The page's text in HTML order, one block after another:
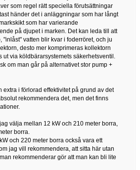
som regel rätt speciella förutsättningar
händer det i anläggningar som har långt
som har varierande
på djupet i marken. Det kan leda till att
"inlåst" vatten blir kvar i foderröret, och ju
desto mer komprimeras kollektorn
ut via köldbärarsystemets säkerhetsventil.
om man går på alternativet stor pump +
extra i förlorad effektivitet på grund av det
rekommendera det, men det finns
välja mellan 12 kW och 210 meter borra,
borra.
och 220 meter borra också vara ett
jag vill rekommendera, att sitta här utan
rekommenderar gör att man kan bli lite